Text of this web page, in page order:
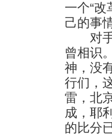
一个“
己的事
对手
曾相识
神，没
行们，
雷，北
成，耶
的比分